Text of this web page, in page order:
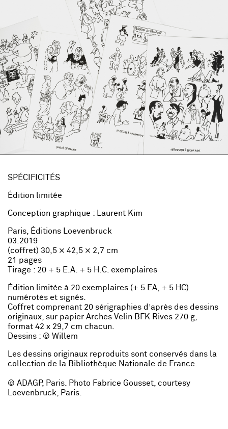
SPÉCIFICITÉS
Édition limitée
Conception graphique : Laurent Kim
Paris, Éditions Loevenbruck
03.2019
(coffret) 30,5 × 42,5 × 2,7 cm
21 pages
Tirage : 20 + 5 E.A. + 5 H.C. exemplaires
Édition limitée à 20 exemplaires (+ 5 EA, + 5 HC)
numérotés et signés.
Coffret comprenant 20 sérigraphies d’après des dessins
originaux, sur papier Arches Velin BFK Rives 270 g,
format 42 x 29,7 cm chacun.
Dessins : © Willem
Les dessins originaux reproduits sont conservés dans la
collection de la Bibliothèque Nationale de France.
​© ADAGP, Paris. Photo Fabrice Gousset, courtesy
Loevenbruck, Paris.